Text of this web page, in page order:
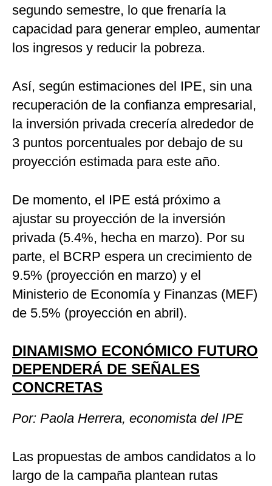
segundo semestre, lo que frenaría la
capacidad para generar empleo, aumentar
los ingresos y reducir la pobreza.
Así, según estimaciones del IPE, sin una
recuperación de la confianza empresarial,
la inversión privada crecería alrededor de
3 puntos porcentuales por debajo de su
proyección estimada para este año.
De momento, el IPE está próximo a
ajustar su proyección de la inversión
privada (5.4%, hecha en marzo). Por su
parte, el BCRP espera un crecimiento de
9.5% (proyección en marzo) y el
Ministerio de Economía y Finanzas (MEF)
de 5.5% (proyección en abril).
DINAMISMO ECONÓMICO FUTURO
DEPENDERÁ DE SEÑALES
CONCRETAS
Por: Paola Herrera, economista del IPE
Las propuestas de ambos candidatos a lo
largo de la campaña plantean rutas